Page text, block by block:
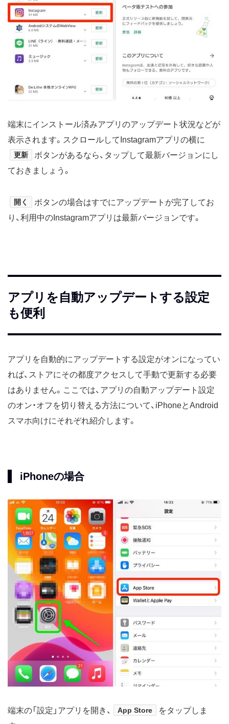
端末にインストール済みアプリのアップデート状況などが
表示されます。スクロールしてInstagramアプリの横に
更新
ボタンがあるなら、タップして最新バージョンにし
ておきましょう。
開く
ボタンの場合はすでにアップデートが完了してお
り、利用中のInstagramアプリは最新バージョンです。
アプリを自動アップデートする設定
も便利
アプリを自動的にアップデートする設定がオンになってい
れば、ストアにその都度アクセスして手動で更新する必要
はありません。ここでは、アプリの自動アップデート設定
のオン・オフを切り替える方法について、iPhoneとAndroid
スマホ向けにそれぞれ紹介します。
iPhoneの場合
端末の「設定」アプリを開き、 App Store
をタップしま